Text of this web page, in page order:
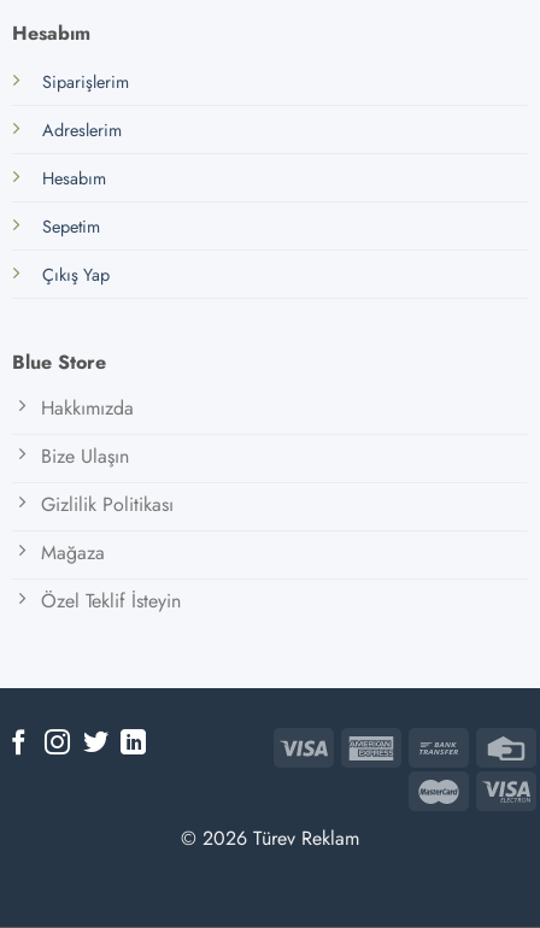
Hesabım
Siparişlerim
Adreslerim
Hesabım
Sepetim
Çıkış Yap
Blue Store
Hakkımızda
Bize Ulaşın
Gizlilik Politikası
Mağaza
Özel Teklif İsteyin
© 2026 Türev Reklam